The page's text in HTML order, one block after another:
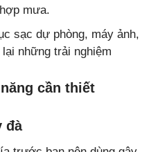
mưa.
sạc dự phòng, máy ảnh,
những trải nghiệm
cần thiết
đà